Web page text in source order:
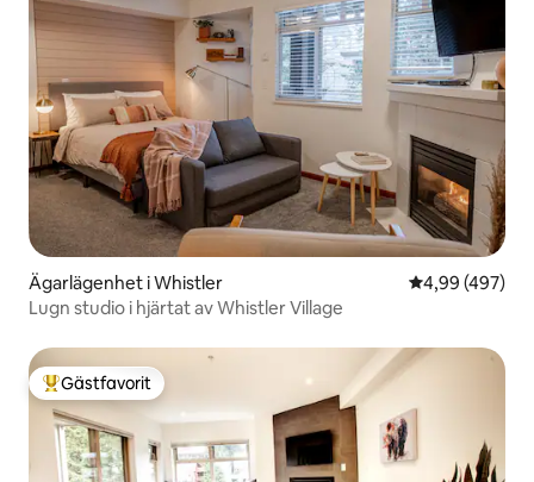
Ägarlägenhet i Whistler 4,99 av 5 i
4,99 (497)
Lugn studio i hjärtat av Whistler Village
Populär gästfavorit
Gästfavorit